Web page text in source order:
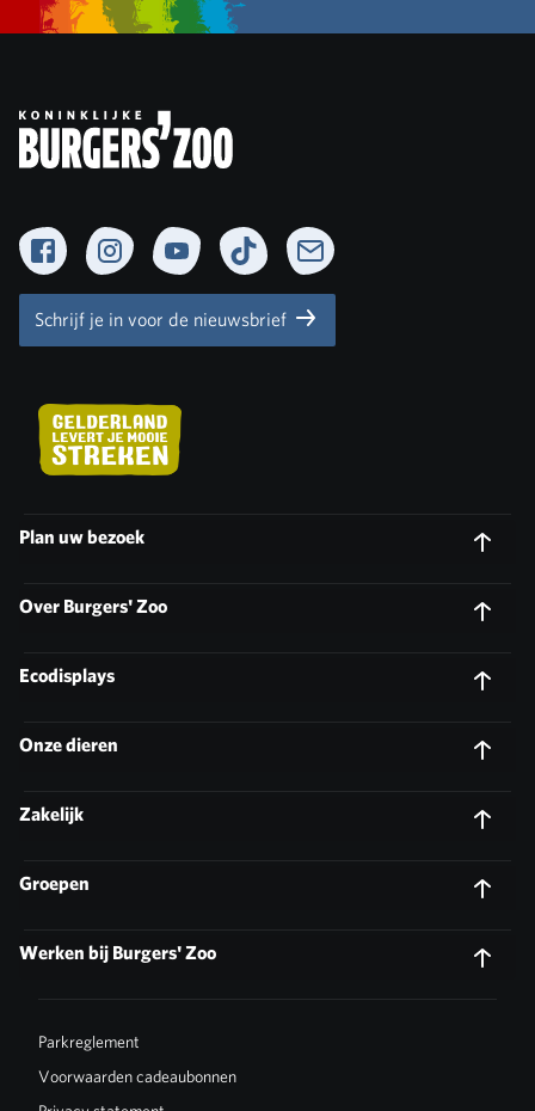
FacebookInstagramYouTubeTikTok Newsletter
Schrijf je in voor de nieuwsbrief
Plan uw bezoek
Over Burgers' Zoo
Ecodisplays
Onze dieren
Zakelijk
Groepen
Werken bij Burgers' Zoo
Parkreglement
Voorwaarden cadeaubonnen